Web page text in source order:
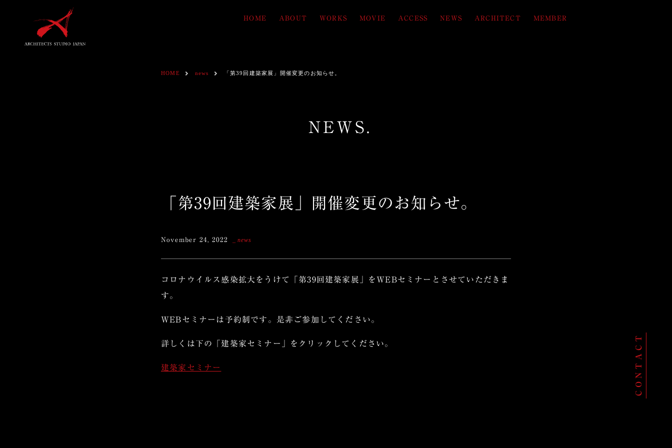
HOME ABOUT WORKS MOVIE ACCESS NEWS ARCHITECT MEMBER
HOME news 「第39回建築家展」開催変更のお知らせ。
NEWS.
「第39回建築家展」開催変更のお知らせ。
November 24, 2022 news
コロナウイルス感染拡大をうけて「第39回建築家展」をWEBセミナーとさせていただきま
す。
WEBセミナーは予約制です。是非ご参加してください。
詳しくは下の「建築家セミナー」をクリックしてください。
建築家セミナー CONTACT